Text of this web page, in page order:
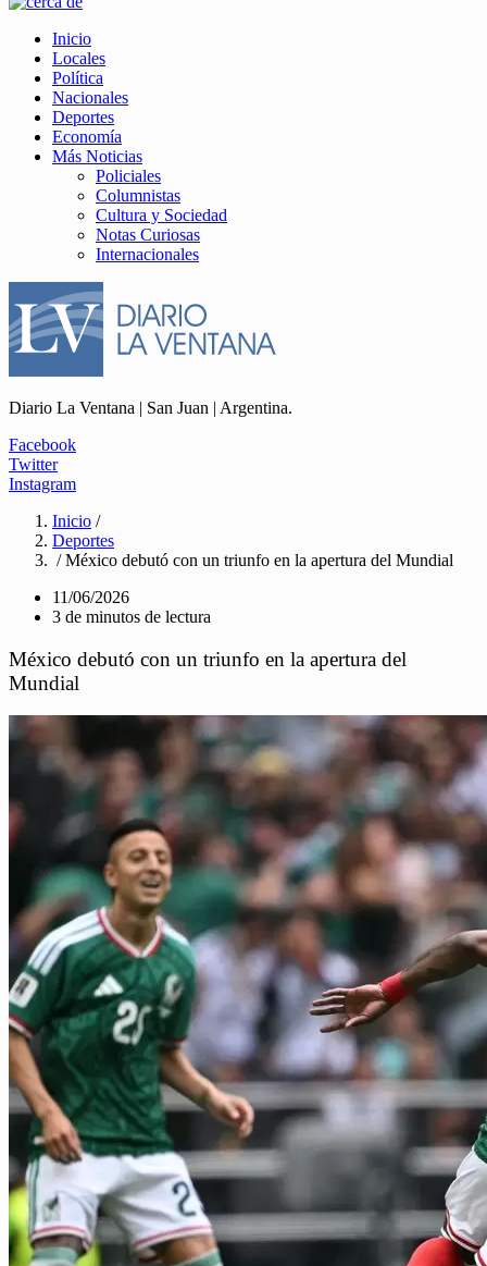
Inicio
Locales
Política
Nacionales
Deportes
Economía
Más Noticias
Policiales
Columnistas
Cultura y Sociedad
Notas Curiosas
Internacionales
Diario La Ventana | San Juan | Argentina.
Facebook
Twitter
Instagram
Inicio /
Deportes
/ México debutó con un triunfo en la apertura del Mundial
11/06/2026
3 de minutos de lectura
México debutó con un triunfo en la apertura del
Mundial